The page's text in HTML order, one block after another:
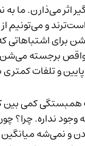
اثر
و
برای
نواقص
و تلفات
همبستگی کمی
نداره. چرا؟
و نمی‌شه